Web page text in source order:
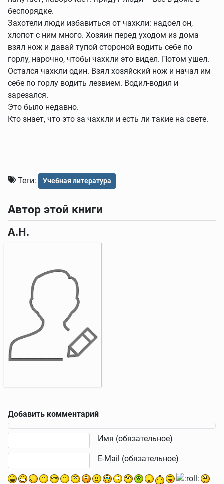
беспорядке.
Захотели люди избавиться от чахкли: надоел он,
хлопот с ним много. Хозяин перед уходом из дома
взял нож и давай тупой стороной водить себе по
горлу, нарочно, чтобы чахкли это видел. Потом ушел.
Остался чахкли один. Взял хозяйский нож и начал им
себе по горлу водить лезвием. Водил-водил и
зарезался.
Это было недавно.
Кто знает, что это за чахкли и есть ли такие на свете.
Теги: Учебная литература
Автор этой книги
А.Н.
Добавить комментарий
Имя (обязательное)
E-Mail (обязательное)